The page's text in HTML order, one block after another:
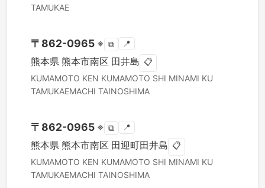
TAMUKAE
〒 862-0965 ※ ⧉ 📍
熊本県 熊本市南区 田井島 📋
KUMAMOTO KEN KUMAMOTO SHI MINAMI KU
TAMUKAEMACHI TAINOSHIMA
〒 862-0965 ※ ⧉ 📍
熊本県 熊本市南区 田迎町田井島 📋
KUMAMOTO KEN KUMAMOTO SHI MINAMI KU
TAMUKAEMACHI TAINOSHIMA